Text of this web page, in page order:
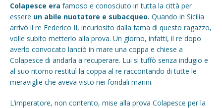
Colapesce era famoso e conosciuto in tutta la città per
essere un abile nuotatore e subacqueo. Quando in Sicilia
arrivò il re Federico II, incuriosito dalla fama di questo ragazzo,
volle subito metterlo alla prova. Un giorno, infatti, il re dopo
averlo convocato lanciò in mare una coppa e chiese a
Colapesce di andarla a recuperare. Lui si tuffò senza indugio e
al suo ritorno restituì la coppa al re raccontando di tutte le
meraviglie che aveva visto nei fondali marini.
L’imperatore, non contento, mise alla prova Colapesce per la